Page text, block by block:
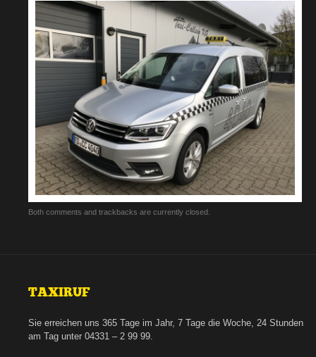
Both comments and trackbacks are currently closed.
TAXIRUF
Sie erreichen uns 365 Tage im Jahr, 7 Tage die Woche, 24 Stunden
am Tag unter 04331 – 2 99 99.